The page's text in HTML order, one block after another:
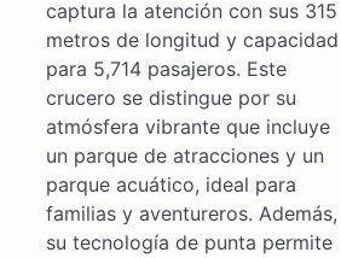
captura la atención con sus 315
metros de longitud y capacidad
para 5,714 pasajeros. Este
crucero se distingue por su
atmósfera vibrante que incluye
un parque de atracciones y un
parque acuático, ideal para
familias y aventureros. Además,
su tecnología de punta permite